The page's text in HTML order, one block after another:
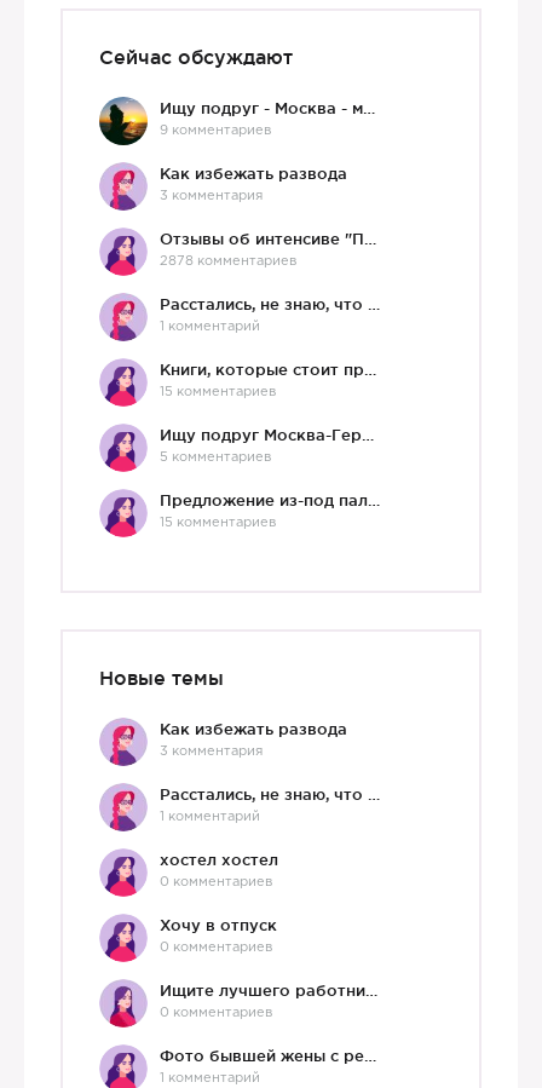
Сейчас обсуждают
9 комментариев
Как избежать развода
3 комментария
2878 комментариев
1 комментарий
15 комментариев
5 комментариев
15 комментариев
Новые темы
Как избежать развода
3 комментария
1 комментарий
хостел хостел
0 комментариев
Хочу в отпуск
0 комментариев
0 комментариев
1 комментарий